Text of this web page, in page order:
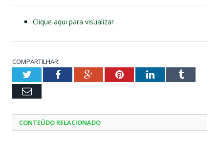
Clique aqui para visualizar
COMPARTILHAR:
TwitterFacebookGoogle+PinterestLinkedInTumblr
Email
CONTEÚDO RELACIONADO